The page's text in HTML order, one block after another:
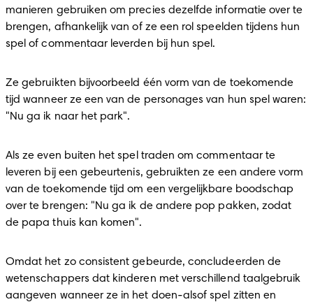
manieren gebruiken om precies dezelfde informatie over te
brengen, afhankelijk van of ze een rol speelden tijdens hun
spel of commentaar leverden bij hun spel.
Ze gebruikten bijvoorbeeld één vorm van de toekomende
tijd wanneer ze een van de personages van hun spel waren:
"Nu ga ik naar het park".
Als ze even buiten het spel traden om commentaar te
leveren bij een gebeurtenis, gebruikten ze een andere vorm
van de toekomende tijd om een vergelijkbare boodschap
over te brengen: "Nu ga ik de andere pop pakken, zodat
de papa thuis kan komen".
Omdat het zo consistent gebeurde, concludeerden de
wetenschappers dat kinderen met verschillend taalgebruik
aangeven wanneer ze in het doen-alsof spel zitten en